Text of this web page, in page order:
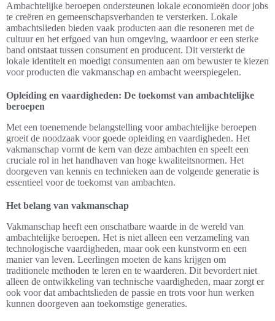
Ambachtelijke beroepen ondersteunen lokale economieën door jobs
te creëren en gemeenschapsverbanden te versterken. Lokale
ambachtslieden bieden vaak producten aan die resoneren met de
cultuur en het erfgoed van hun omgeving, waardoor er een sterke
band ontstaat tussen consument en producent. Dit versterkt de
lokale identiteit en moedigt consumenten aan om bewuster te kiezen
voor producten die vakmanschap en ambacht weerspiegelen.
Opleiding en vaardigheden: De toekomst van ambachtelijke
beroepen
Met een toenemende belangstelling voor ambachtelijke beroepen
groeit de noodzaak voor goede opleiding en vaardigheden. Het
vakmanschap vormt de kern van deze ambachten en speelt een
cruciale rol in het handhaven van hoge kwaliteitsnormen. Het
doorgeven van kennis en technieken aan de volgende generatie is
essentieel voor de toekomst van ambachten.
Het belang van vakmanschap
Vakmanschap heeft een onschatbare waarde in de wereld van
ambachtelijke beroepen. Het is niet alleen een verzameling van
technologische vaardigheden, maar ook een kunstvorm en een
manier van leven. Leerlingen moeten de kans krijgen om
traditionele methoden te leren en te waarderen. Dit bevordert niet
alleen de ontwikkeling van technische vaardigheden, maar zorgt er
ook voor dat ambachtslieden de passie en trots voor hun werken
kunnen doorgeven aan toekomstige generaties.